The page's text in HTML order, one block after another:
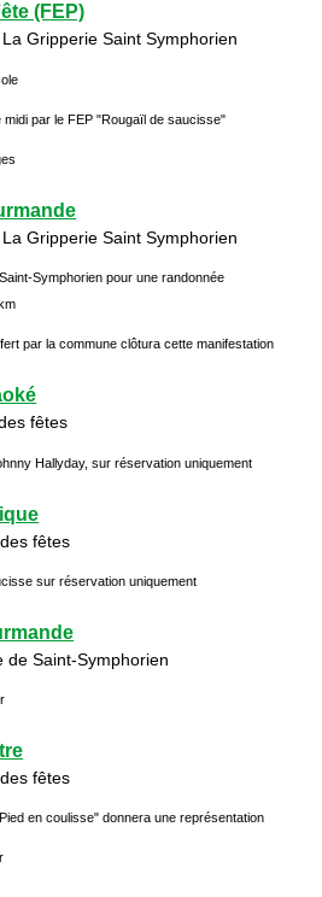
(FEP)
La Gripperie Saint Symphorien
midi par le FEP "Rougaïl de saucisse"
La Gripperie Saint Symphorien
Symphorien pour une randonnée
par la commune clôtura cette manifestation
fêtes
Hallyday, sur réservation uniquement
fêtes
sur réservation uniquement
de Saint-Symphorien
fêtes
en coulisse" donnera une représentation